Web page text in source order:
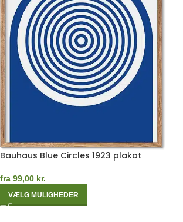
Bauhaus Blue Circles 1923 plakat
fra 99,00 kr.
VÆLG MULIGHEDER